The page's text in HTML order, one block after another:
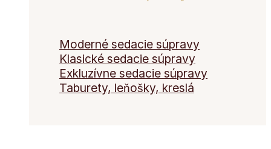
Moderné sedacie súpravy
Klasické sedacie súpravy
Exkluzívne sedacie súpravy
Taburety, leňošky, kreslá